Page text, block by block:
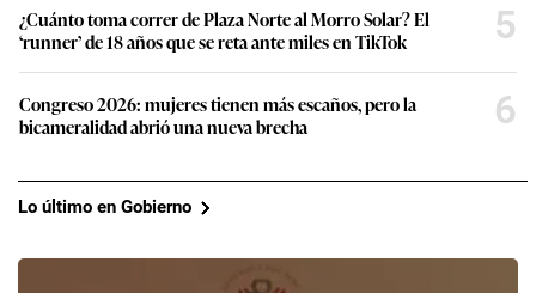
¿Cuánto toma correr de Plaza Norte al Morro Solar? El
‘runner’ de 18 años que se reta ante miles en TikTok
5
Congreso 2026: mujeres tienen más escaños, pero la
bicameralidad abrió una nueva brecha
6
Lo último en Gobierno